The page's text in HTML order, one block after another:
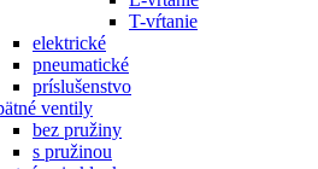
T-vŕtanie
elektrické
pneumatické
príslušenstvo
ventily
bez pružiny
s pružinou